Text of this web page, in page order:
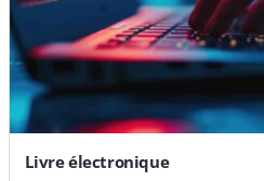
Livre électronique